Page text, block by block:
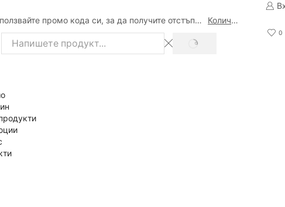
Използвайте промо кода си, за да получите отстъпка
Количка
Search
SEARCH
0